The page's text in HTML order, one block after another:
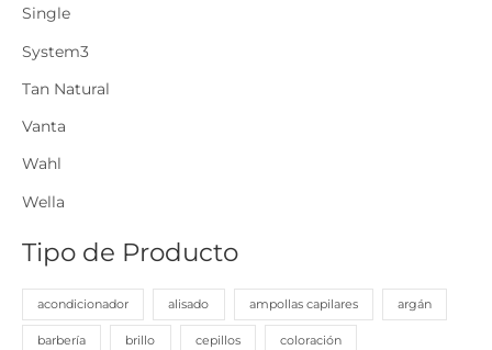
Single
System3
Tan Natural
Vanta
Wahl
Wella
Tipo de Producto
acondicionador alisado ampollas capilares argán
barbería brillo cepillos coloración